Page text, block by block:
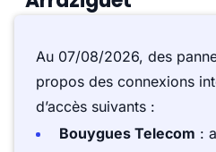
Au 07/08/2026, des
propos des connexions
d’accès suivants :
Bouygues Telecom :